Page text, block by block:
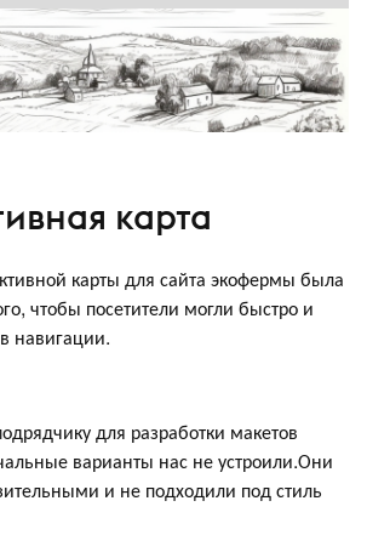
карта
карты для сайта экофермы была
чтобы посетители могли быстро и
навигации.
для разработки макетов
варианты нас не устроили.Они
и не подходили под стиль